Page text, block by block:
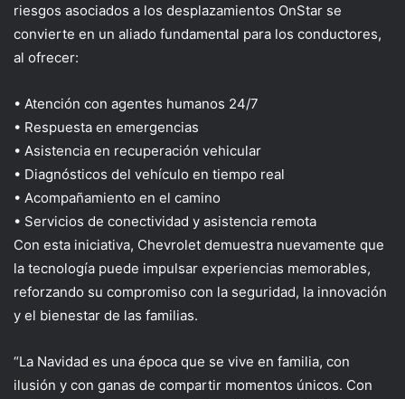
riesgos asociados a los desplazamientos OnStar se
convierte en un aliado fundamental para los conductores,
al ofrecer:
• Atención con agentes humanos 24/7
• Respuesta en emergencias
• Asistencia en recuperación vehicular
• Diagnósticos del vehículo en tiempo real
• Acompañamiento en el camino
• Servicios de conectividad y asistencia remota
Con esta iniciativa, Chevrolet demuestra nuevamente que
la tecnología puede impulsar experiencias memorables,
reforzando su compromiso con la seguridad, la innovación
y el bienestar de las familias.
“La Navidad es una época que se vive en familia, con
ilusión y con ganas de compartir momentos únicos. Con